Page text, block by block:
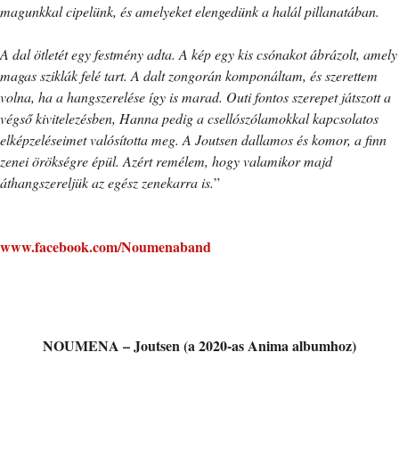
magunkkal cipelünk, és amelyeket elengedünk a halál pillanatában.
A dal ötletét egy festmény adta. A kép egy kis csónakot ábrázolt, amely
magas sziklák felé tart. A dalt zongorán komponáltam, és szerettem
volna, ha a hangszerelése így is marad. Outi fontos szerepet játszott a
végső kivitelezésben, Hanna pedig a csellószólamokkal kapcsolatos
elképzeléseimet valósította meg. A Joutsen dallamos és komor, a finn
zenei örökségre épül. Azért remélem, hogy valamikor majd
áthangszereljük az egész zenekarra is.”
www.facebook.com/Noumenaband
NOUMENA – Joutsen (a 2020-as Anima albumhoz)